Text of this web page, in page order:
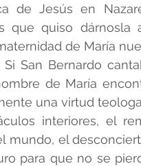
de Jesús en
que quiso dárnosla
de María
San Bernardo
de María
una virtud
interiores, el
mundo, el
para que no se